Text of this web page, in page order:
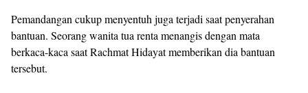
Pemandangan cukup menyentuh juga terjadi saat penyerahan
bantuan. Seorang wanita tua renta menangis dengan mata
berkaca-kaca saat Rachmat Hidayat memberikan dia bantuan
tersebut.